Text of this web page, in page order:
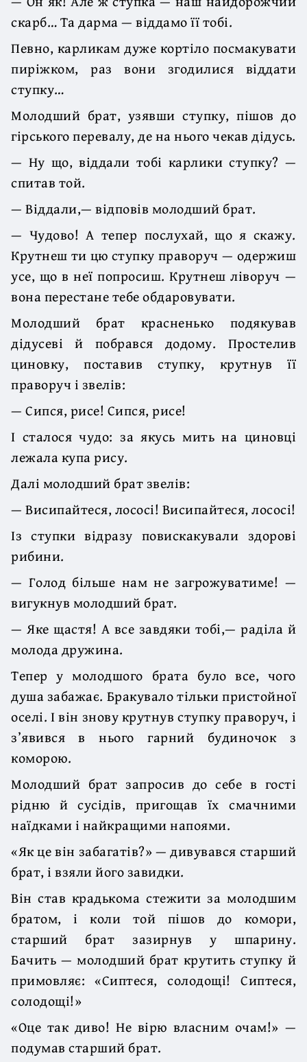
скарб… Та дарма — віддамо її тобі.
Певно, карликам дуже кортіло посмакувати
пиріжком, раз вони згодилися віддати
ступку…
Молодший брат, узявши ступку, пішов до
гірського перевалу, де на нього чекав дідусь.
— Ну що, віддали тобі карлики ступку? —
спитав той.
— Віддали,— відповів молодший брат.
— Чудово! А тепер послухай, що я скажу.
Крутнеш ти цю ступку праворуч — одержиш
усе, що в неї попросиш. Крутнеш ліворуч —
вона перестане тебе обдаровувати.
Молодший брат красненько подякував
дідусеві й побрався додому. Простелив
циновку, поставив ступку, крутнув її
праворуч і звелів:
— Сипся, рисе! Сипся, рисе!
І сталося чудо: за якусь мить на циновці
лежала купа рису.
Далі молодший брат звелів:
— Висипайтеся, лососі! Висипайтеся, лососі!
Із ступки відразу повискакували здорові
рибини.
— Голод більше нам не загрожуватиме! —
вигукнув молодший брат.
— Яке щастя! А все завдяки тобі,— раділа й
молода дружина.
Тепер у молодшого брата було все, чого
душа забажає. Бракувало тільки пристойної
оселі. І він знову крутнув ступку праворуч, і
з’явився в нього гарний будиночок з
коморою.
Молодший брат запросив до себе в гості
рідню й сусідів, пригощав їх смачними
наїдками і найкращими напоями.
«Як це він забагатів?» — дивувався старший
брат, і взяли його завидки.
Він став крадькома стежити за молодшим
братом, і коли той пішов до комори,
старший брат зазирнув у шпарину.
Бачить — молодший брат крутить ступку й
примовляє: «Сиптеся, солодощі! Сиптеся,
солодощі!»
«Оце так диво! Не вірю власним очам!» —
подумав старший брат.